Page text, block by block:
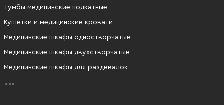
Тумбы медицинские подкатные
Кушетки и медицинские кровати
Медицинские шкафы одностворчатые
Медицинские шкафы двухстворчатые
Медицинские шкафы для раздевалок